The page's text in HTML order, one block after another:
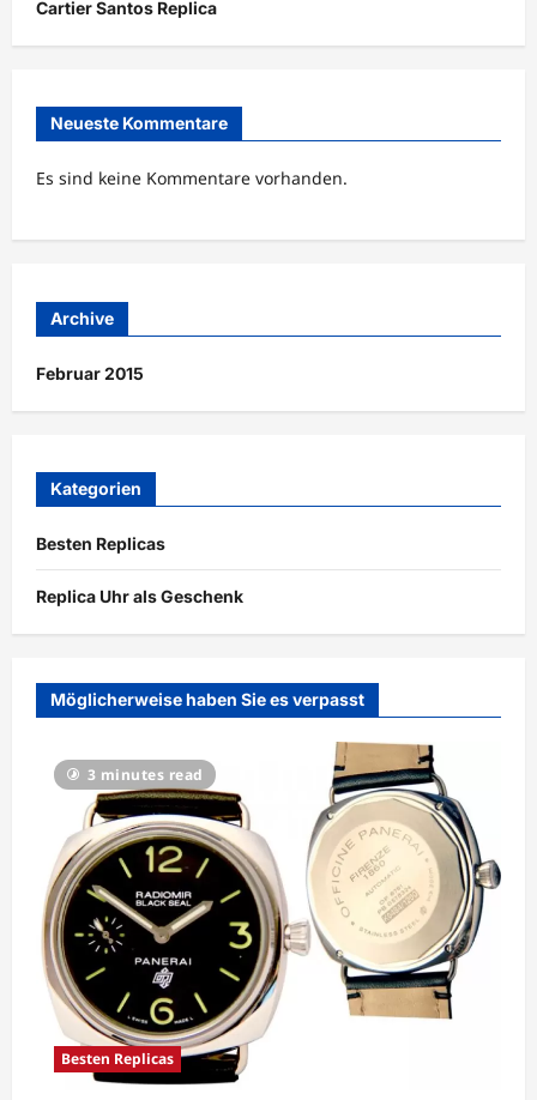
Cartier Santos Replica
Neueste Kommentare
Es sind keine Kommentare vorhanden.
Archive
Februar 2015
Kategorien
Besten Replicas
Replica Uhr als Geschenk
Möglicherweise haben Sie es verpasst
3 minutes read
Besten Replicas